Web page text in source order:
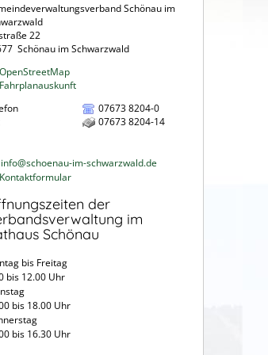
Schönau im
22
Schönau im Schwarzwald
OpenStreetMap
Fahrplanauskunft
07673 8204-0
07673 8204-14
info@schoenau-im-schwarzwald.de
Kontaktformular
der
im
Schönau
bis Freitag
bis 12.00 Uhr
bis 18.00 Uhr
bis 16.30 Uhr